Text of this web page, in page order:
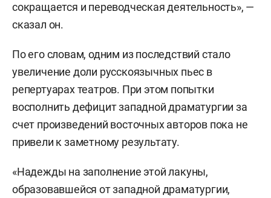
сокращается и переводческая деятельность», —
сказал он.
По его словам, одним из последствий стало
увеличение доли русскоязычных пьес в
репертуарах театров. При этом попытки
восполнить дефицит западной драматургии за
счет произведений восточных авторов пока не
привели к заметному результату.
«Надежды на заполнение этой лакуны,
образовавшейся от западной драматургии,